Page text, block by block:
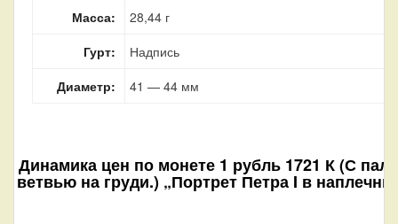
Масса:
28,44 г
Гурт:
Надпись
Диаметр:
41 — 44 мм
Динамика цен по монете 1 рубль 1721 К (С
ветвью на груди.) „Портрет Петра I в